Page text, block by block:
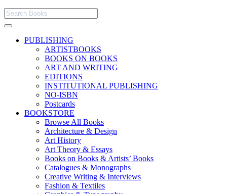
PUBLISHING
ARTISTBOOKS
BOOKS ON BOOKS
ART AND WRITING
EDITIONS
INSTITUTIONAL PUBLISHING
NO-ISBN
Postcards
BOOKSTORE
Browse All Books
Architecture & Design
Art History
Art Theory & Essays
Books on Books & Artists’ Books
Catalogues & Monographs
Creative Writing & Interviews
Fashion & Textiles